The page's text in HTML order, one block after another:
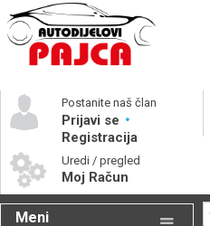
Postanite naš član
Prijavi se
Registracija
Uredi / pregled
Moj Račun
Meni